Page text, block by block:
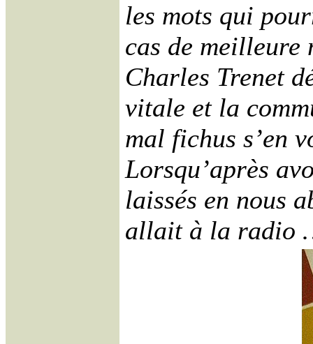
les mots qui
cas de meilleure
Charles Trenet
vitale et la
mal fichus s’en
Lorsqu’après
laissés en nous
allait à la radio